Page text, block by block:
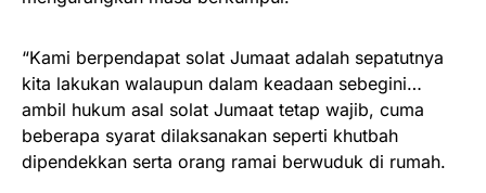
“Kami berpendapat solat Jumaat adalah sepatutnya
kita lakukan walaupun dalam keadaan sebegini…
ambil hukum asal solat Jumaat tetap wajib, cuma
beberapa syarat dilaksanakan seperti khutbah
dipendekkan serta orang ramai berwuduk di rumah.